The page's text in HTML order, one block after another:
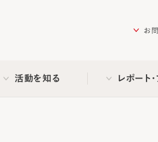
お
活動を知る レポート